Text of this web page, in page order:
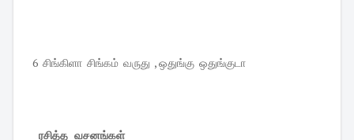
6 சிங்கிளா சிங்கம் வருது , ஒதுங்கு ஒதுங்குடா
ரசித்த வசனங்கள்